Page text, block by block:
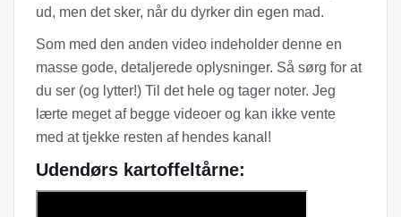
ud, men det sker, når du dyrker din egen mad.
Som med den anden video indeholder denne en
masse gode, detaljerede oplysninger. Så sørg for at
du ser (og lytter!) Til det hele og tager noter. Jeg
lærte meget af begge videoer og kan ikke vente
med at tjekke resten af ​​hendes kanal!
Udendørs kartoffeltårne: